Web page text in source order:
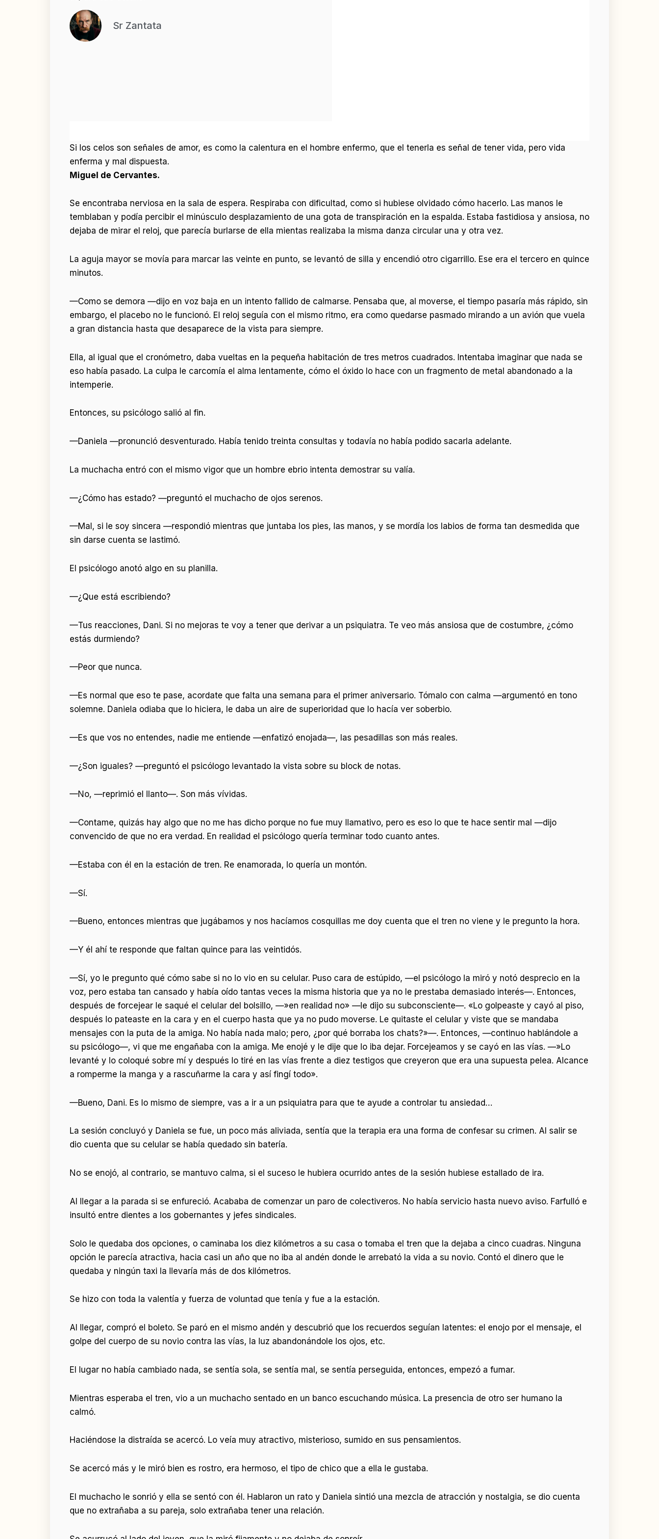
Sr Zantata
Si los celos son señales de amor, es como la calentura en el hombre enfermo, que el tenerla es señal de tener vida, pero vida
enferma y mal dispuesta.
Miguel de Cervantes.
Se encontraba nerviosa en la sala de espera. Respiraba con dificultad, como si hubiese olvidado cómo hacerlo. Las manos le
temblaban y podía percibir el minúsculo desplazamiento de una gota de transpiración en la espalda. Estaba fastidiosa y ansiosa, no
dejaba de mirar el reloj, que parecía burlarse de ella mientas realizaba la misma danza circular una y otra vez.
La aguja mayor se movía para marcar las veinte en punto, se levantó de silla y encendió otro cigarrillo. Ese era el tercero en quince
minutos.
—Como se demora —dijo en voz baja en un intento fallido de calmarse. Pensaba que, al moverse, el tiempo pasaría más rápido, sin
embargo, el placebo no le funcionó. El reloj seguía con el mismo ritmo, era como quedarse pasmado mirando a un avión que vuela
a gran distancia hasta que desaparece de la vista para siempre.
Ella, al igual que el cronómetro, daba vueltas en la pequeña habitación de tres metros cuadrados. Intentaba imaginar que nada se
eso había pasado. La culpa le carcomía el alma lentamente, cómo el óxido lo hace con un fragmento de metal abandonado a la
intemperie.
Entonces, su psicólogo salió al fin.
—Daniela —pronunció desventurado. Había tenido treinta consultas y todavía no había podido sacarla adelante.
La muchacha entró con el mismo vigor que un hombre ebrio intenta demostrar su valía.
—¿Cómo has estado? —preguntó el muchacho de ojos serenos.
—Mal, si le soy sincera —respondió mientras que juntaba los pies, las manos, y se mordía los labios de forma tan desmedida que
sin darse cuenta se lastimó.
El psicólogo anotó algo en su planilla.
—¿Que está escribiendo?
—Tus reacciones, Dani. Si no mejoras te voy a tener que derivar a un psiquiatra. Te veo más ansiosa que de costumbre, ¿cómo
estás durmiendo?
—Peor que nunca.
—Es normal que eso te pase, acordate que falta una semana para el primer aniversario. Tómalo con calma —argumentó en tono
solemne. Daniela odiaba que lo hiciera, le daba un aire de superioridad que lo hacía ver soberbio.
—Es que vos no entendes, nadie me entiende —enfatizó enojada—, las pesadillas son más reales.
—¿Son iguales? —preguntó el psicólogo levantado la vista sobre su block de notas.
—No, —reprimió el llanto—. Son más vívidas.
—Contame, quizás hay algo que no me has dicho porque no fue muy llamativo, pero es eso lo que te hace sentir mal —dijo
convencido de que no era verdad. En realidad el psicólogo quería terminar todo cuanto antes.
—Estaba con él en la estación de tren. Re enamorada, lo quería un montón.
—Sí.
—Bueno, entonces mientras que jugábamos y nos hacíamos cosquillas me doy cuenta que el tren no viene y le pregunto la hora.
—Y él ahí te responde que faltan quince para las veintidós.
—Sí, yo le pregunto qué cómo sabe si no lo vio en su celular. Puso cara de estúpido, —el psicólogo la miró y notó desprecio en la
voz, pero estaba tan cansado y había oído tantas veces la misma historia que ya no le prestaba demasiado interés—. Entonces,
después de forcejear le saqué el celular del bolsillo, —»en realidad no» —le dijo su subconsciente—. «Lo golpeaste y cayó al piso,
después lo pateaste en la cara y en el cuerpo hasta que ya no pudo moverse. Le quitaste el celular y viste que se mandaba
mensajes con la puta de la amiga. No había nada malo; pero, ¿por qué borraba los chats?»—. Entonces, —continuo hablándole a
su psicólogo—, vi que me engañaba con la amiga. Me enojé y le dije que lo iba dejar. Forcejeamos y se cayó en las vías. —»Lo
levanté y lo coloqué sobre mí y después lo tiré en las vías frente a diez testigos que creyeron que era una supuesta pelea. Alcance
a romperme la manga y a rascuñarme la cara y así fingí todo».
—Bueno, Dani. Es lo mismo de siempre, vas a ir a un psiquiatra para que te ayude a controlar tu ansiedad…
La sesión concluyó y Daniela se fue, un poco más aliviada, sentía que la terapia era una forma de confesar su crimen. Al salir se
dio cuenta que su celular se había quedado sin batería.
No se enojó, al contrario, se mantuvo calma, si el suceso le hubiera ocurrido antes de la sesión hubiese estallado de ira.
Al llegar a la parada si se enfureció. Acababa de comenzar un paro de colectiveros. No había servicio hasta nuevo aviso. Farfulló e
insultó entre dientes a los gobernantes y jefes sindicales.
Solo le quedaba dos opciones, o caminaba los diez kilómetros a su casa o tomaba el tren que la dejaba a cinco cuadras. Ninguna
opción le parecía atractiva, hacia casi un año que no iba al andén donde le arrebató la vida a su novio. Contó el dinero que le
quedaba y ningún taxi la llevaría más de dos kilómetros.
Se hizo con toda la valentía y fuerza de voluntad que tenía y fue a la estación.
Al llegar, compró el boleto. Se paró en el mismo andén y descubrió que los recuerdos seguían latentes: el enojo por el mensaje, el
golpe del cuerpo de su novio contra las vías, la luz abandonándole los ojos, etc.
El lugar no había cambiado nada, se sentía sola, se sentía mal, se sentía perseguida, entonces, empezó a fumar.
Mientras esperaba el tren, vio a un muchacho sentado en un banco escuchando música. La presencia de otro ser humano la
calmó.
Haciéndose la distraída se acercó. Lo veía muy atractivo, misterioso, sumido en sus pensamientos.
Se acercó más y le miró bien es rostro, era hermoso, el tipo de chico que a ella le gustaba.
El muchacho le sonrió y ella se sentó con él. Hablaron un rato y Daniela sintió una mezcla de atracción y nostalgia, se dio cuenta
que no extrañaba a su pareja, solo extrañaba tener una relación.